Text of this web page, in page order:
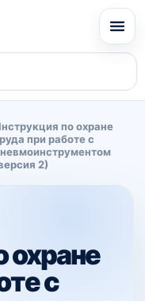
по охране
при работе с
2)
охране
с